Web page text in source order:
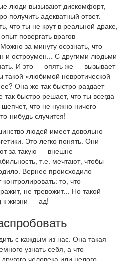
люди вызывают дискомфорт,
получить адекватный ответ.
что ты не крут в реальной драке,
повергать врагов
за минуту осознать, что
и остроумен... С другими людьми
И это — опять же — вызывает
такой «любимой невротической
Она же так быстро раздает
так быстро решает, что ты всегда
что не нужно ничего
нибудь случится!
людей имеет довольно
Это легко понять. Они
за такую — внешне
т.е. мечтают, чтобы
Вернее происходило
контролировать: то, что
не тревожит... Но такой
к жизни — ад!
с каждым из нас. Она такая
узнать себя, а что